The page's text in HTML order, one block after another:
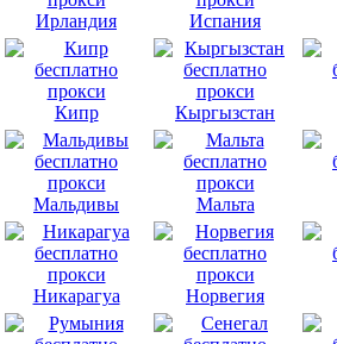
Ирландия Испания
Кипр Кыргызстан
Мальдивы Мальта
Никарагуа Норвегия